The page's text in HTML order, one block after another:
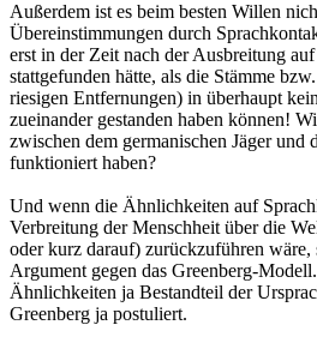
Außerdem ist es beim besten Willen
Übereinstimmungen durch
erst in der Zeit nach der Ausbreitung
stattgefunden hätte, als die Stämme
riesigen Entfernungen) in überhaupt
zueinander gestanden haben können!
zwischen dem germanischen Jäger und
funktioniert haben?
Und wenn die Ähnlichkeiten auf
Verbreitung der Menschheit über die
oder kurz darauf) zurückzuführen wäre,
Argument gegen das Greenberg-
Ähnlichkeiten ja Bestandteil der
Greenberg ja postuliert.